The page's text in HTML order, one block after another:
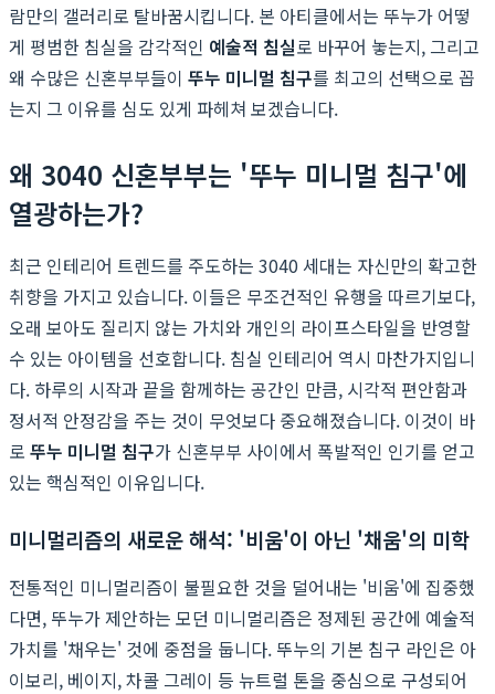
람만의 갤러리로 탈바꿈시킵니다. 본 아티클에서는 뚜누가 어떻
게 평범한 침실을 감각적인 예술적 침실로 바꾸어 놓는지, 그리고
왜 수많은 신혼부부들이 뚜누 미니멀 침구를 최고의 선택으로 꼽
는지 그 이유를 심도 있게 파헤쳐 보겠습니다.
왜 3040 신혼부부는 '뚜누 미니멀 침구'에
열광하는가?
최근 인테리어 트렌드를 주도하는 3040 세대는 자신만의 확고한
취향을 가지고 있습니다. 이들은 무조건적인 유행을 따르기보다,
오래 보아도 질리지 않는 가치와 개인의 라이프스타일을 반영할
수 있는 아이템을 선호합니다. 침실 인테리어 역시 마찬가지입니
다. 하루의 시작과 끝을 함께하는 공간인 만큼, 시각적 편안함과
정서적 안정감을 주는 것이 무엇보다 중요해졌습니다. 이것이 바
로 뚜누 미니멀 침구가 신혼부부 사이에서 폭발적인 인기를 얻고
있는 핵심적인 이유입니다.
미니멀리즘의 새로운 해석: '비움'이 아닌 '채움'의 미학
전통적인 미니멀리즘이 불필요한 것을 덜어내는 '비움'에 집중했
다면, 뚜누가 제안하는 모던 미니멀리즘은 정제된 공간에 예술적
가치를 '채우는' 것에 중점을 둡니다. 뚜누의 기본 침구 라인은 아
이보리, 베이지, 차콜 그레이 등 뉴트럴 톤을 중심으로 구성되어